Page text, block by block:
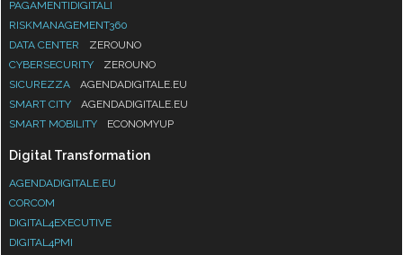
PAGAMENTIDIGITALI
RISKMANAGEMENT360
DATA CENTER
ZEROUNO
CYBERSECURITY
ZEROUNO
SICUREZZA
AGENDADIGITALE.EU
SMART CITY
AGENDADIGITALE.EU
SMART MOBILITY
ECONOMYUP
Digital Transformation
AGENDADIGITALE.EU
CORCOM
DIGITAL4EXECUTIVE
DIGITAL4PMI